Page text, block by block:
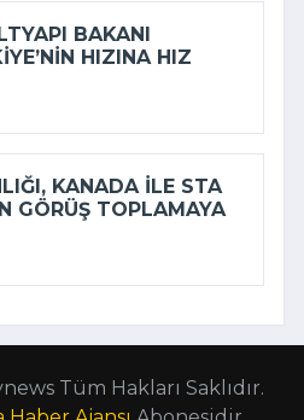
BAKANI
HIZINA HIZ
KANADA ILE STA
GÖRÜŞ TOPLAMAYA
Tüm Hakları Saklıdır.